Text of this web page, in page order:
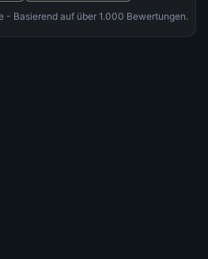
- Basierend auf über 1.000 Bewertungen.